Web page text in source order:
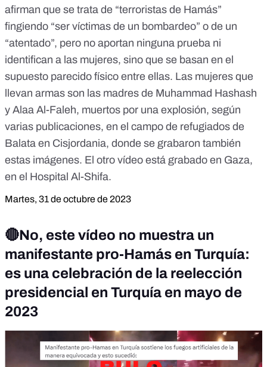
afirman que se trata de “terroristas de Hamás”
fingiendo “ser víctimas de un bombardeo” o de un
“atentado”, pero no aportan ninguna prueba ni
identifican a las mujeres, sino que se basan en el
supuesto parecido físico entre ellas. Las mujeres que
llevan armas son las madres de Muhammad Hashash
y Alaa Al-Faleh, muertos por una explosión, según
varias publicaciones, en el campo de refugiados de
Balata en Cisjordania, donde se grabaron también
estas imágenes. El otro vídeo está grabado en Gaza,
en el Hospital Al-Shifa.
Martes, 31 de octubre de 2023
🔴No, este vídeo no muestra un
manifestante pro-Hamás en Turquía:
es una celebración de la reelección
presidencial en Turquía en mayo de
2023